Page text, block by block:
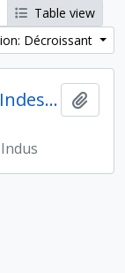
Table view
Décroissant
Missions archéologiques des Indes et de l'Indus